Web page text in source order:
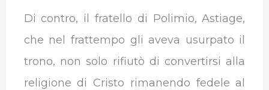
Di contro, il fratello di Polimio, Astiage,
che nel frattempo gli aveva usurpato il
trono, non solo rifiutò di convertirsi alla
religione di Cristo rimanendo fedele al